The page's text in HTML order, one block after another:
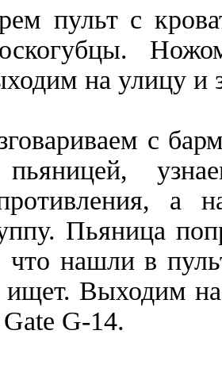
пульт с
на улицу и
с
а
Пьяница
что нашли в
ищет. Выходим
G-14.